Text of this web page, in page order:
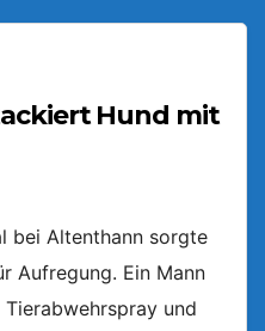
Hund mit
bei Altenthann sorgte
Aufregung. Ein Mann
und